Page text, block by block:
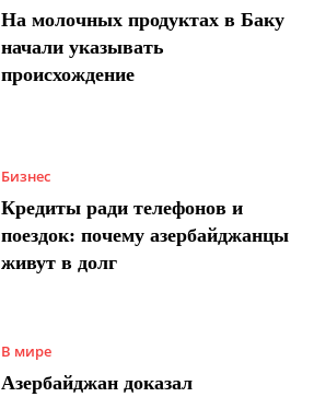
На молочных продуктах в Баку
начали указывать
происхождение
Бизнес
Кредиты ради телефонов и
поездок: почему азербайджанцы
живут в долг
В мире
Азербайджан доказал